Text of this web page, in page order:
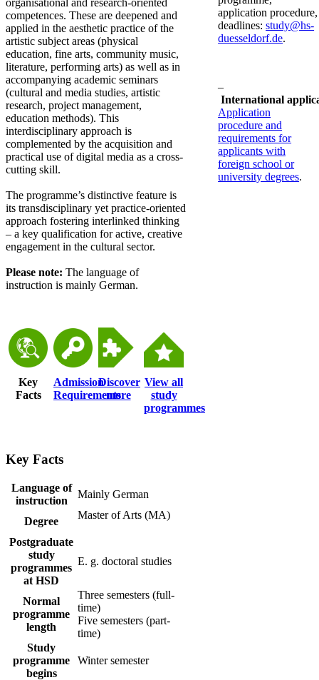
competences. These are deepened and
applied in the aesthetic practice of the
artistic subject areas (physical
education, fine arts, community music,
literature, performing arts) as well as in
accompanying academic seminars
(cultural and media studies, artistic
research, project management,
education methods). This
interdisciplinary approach is
complemented by the acquisition and
practical use of digital media as a cross-
cutting skill.
The programme’s distinctive feature is
its transdisciplinary yet practice-oriented
approach fostering interlinked thinking
– a key qualification for active, creative
engagement in the cultural sector.
Please note: The language of
instruction is mainly German.
Key
Facts
Admission
Requirements
Discover
more
View all
study
programmes
Key Facts
​​​​​​​​​​​​​​​​Language of
instruction
Mainly German
​Degree
Master of Arts (MA)
​Postgraduate
study
programmes
at HSD
​E. g. doctoral studies
Normal
programme
length​​​
Three semesters (full-
time)
Five semesters (part-
time)
Study
programme
begins​​​
Winter ​semester
application
deadlines:study@hs-
duesseldorf.de.
–
International
Application
procedure and
requirements for
applicants with
foreign school or
university degrees.